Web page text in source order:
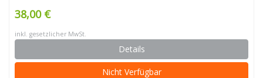
38,00 €
inkl. gesetzlicher MwSt.
Details
Nicht Verfügbar